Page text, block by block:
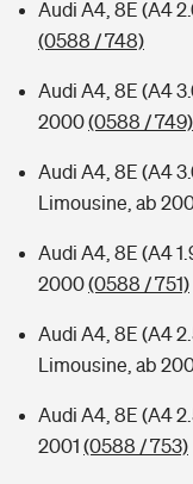
Audi A4, 8E (A4
(0588 / 748)
Audi A4, 8E (A4
2000(0588 / 749)
Audi A4, 8E (A4
Limousine, ab
Audi A4, 8E (A4
2000(0588 / 751)
Audi A4, 8E (A4
Limousine, ab
Audi A4, 8E (A4
2001 (0588 / 753)